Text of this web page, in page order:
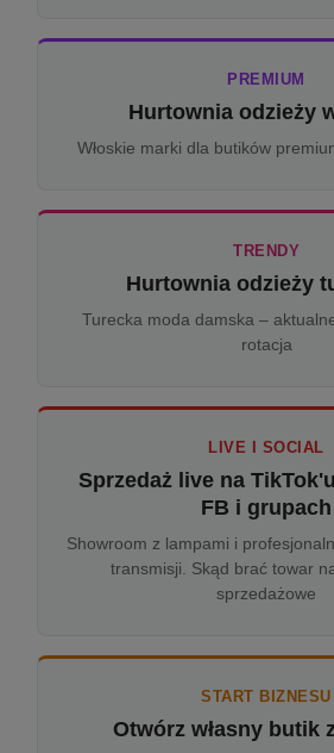
PREMIUM
Hurtownia odzieży
Włoskie marki dla butików
TRENDY
Hurtownia odzieży
Turecka moda damska –
rotacja
LIVE I SOCIAL
Sprzedaż live na
FB i grupach
Showroom z lampami i
transmisji. Skąd brać towar
sprzedażowe
START BIZNESU
Otwórz własny butik